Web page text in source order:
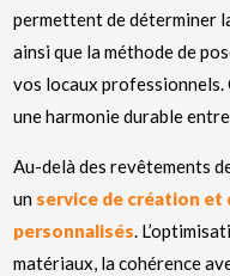
permettent de déterminer
ainsi que la méthode de
vos locaux professionnels.
une harmonie durable
Au-delà des revêtements
un service de création et
personnalisés.
matériaux, la cohérence